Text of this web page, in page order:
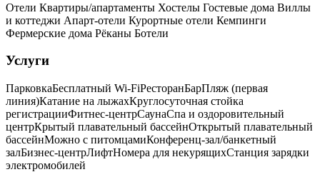
Отели Квартиры/апартаменты Хостелы Гостевые дома Виллы
и коттеджи Апарт-отели Курортные отели Кемпинги
Фермерские дома Рёканы Ботели
Услуги
ПарковкаБесплатный Wi-FiРесторанБарПляж (первая
линия)Катание на лыжахКруглосуточная стойка
регистрацииФитнес-центрСаунаСпа и оздоровительный
центрКрытый плавательный бассейнОткрытый плавательный
бассейнМожно с питомцамиКонференц-зал/банкетный
залБизнес-центрЛифтНомера для некурящихCтанция зарядки
электромобилей